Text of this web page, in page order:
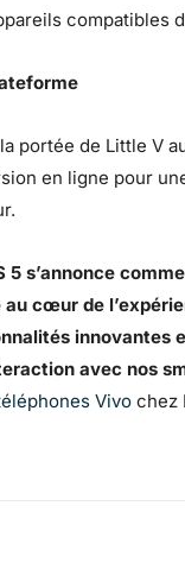
compatibles
portée de Little V
en ligne pour
5 s’annonce
cœur de
innovantes
avec nos
Vivo chez